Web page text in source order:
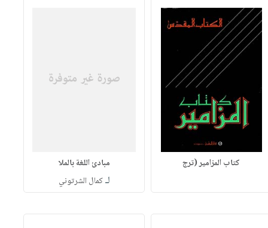
كتاب المزامير (ترج مبادئ اللغة بالملا
لـكمال الشرتوني